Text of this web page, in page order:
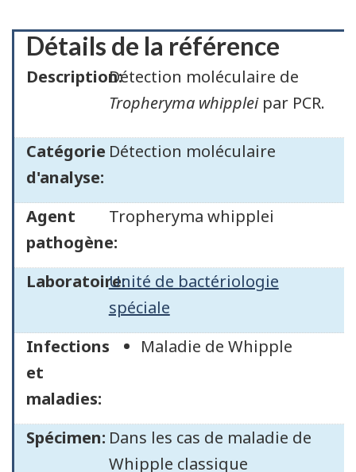
Détails de la référence
Description:Détection moléculaire de
Tropheryma whipplei par PCR.
Catégorie
d'analyse:
Détection moléculaire
Agent
pathogène:
Tropheryma whipplei
Laboratoire:Unité de bactériologie
spéciale
Infections
et
maladies:
Maladie de Whipple
Spécimen: Dans les cas de maladie de
Whipple classique